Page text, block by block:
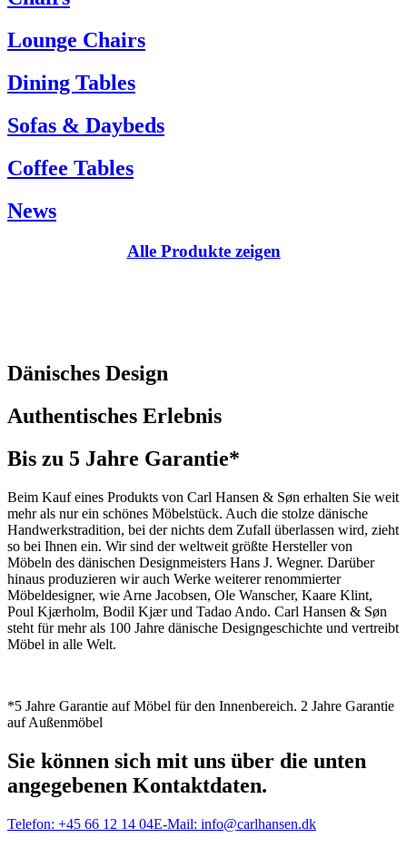
Kundenservice:
Tel.: +45 66 12 14 04
info@carlhansen.dk
Lounge Chairs
Dining Tables
Sofas & Daybeds
Coffee Tables
News
Alle Produkte zeigen
Dänisches Design
Authentisches Erlebnis
Bis zu 5 Jahre Garantie*
Beim Kauf eines Produkts von Carl Hansen & Søn erhalten Sie weit
mehr als nur ein schönes Möbelstück. Auch die stolze dänische
Handwerkstradition, bei der nichts dem Zufall überlassen wird, zieht
so bei Ihnen ein. Wir sind der weltweit größte Hersteller von
Möbeln des dänischen Designmeisters Hans J. Wegner. Darüber
hinaus produzieren wir auch Werke weiterer renommierter
Möbeldesigner, wie Arne Jacobsen, Ole Wanscher, Kaare Klint,
Poul Kjærholm, Bodil Kjær und Tadao Ando. Carl Hansen & Søn
steht für mehr als 100 Jahre dänische Designgeschichte und vertreibt
Möbel in alle Welt.
*5 Jahre Garantie auf Möbel für den Innenbereich. 2 Jahre Garantie
auf Außenmöbel
Sie können sich mit uns über die unten
angegebenen Kontaktdaten.
Telefon: +45 66 12 14 04E-Mail: info@carlhansen.dk